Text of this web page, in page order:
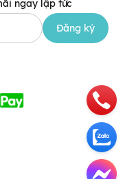
ngay lập tức
Đăng ký